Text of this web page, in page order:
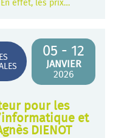
effet, les prix…
05 - 12
JANVIER
2026
pour les
et
DIENOT